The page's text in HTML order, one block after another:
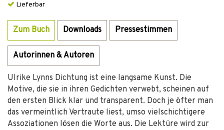
Lieferbar
Zum Buch Downloads Pressestimmen
Autorinnen & Autoren
Ulrike Lynns Dichtung ist eine langsame Kunst. Die
Motive, die sie in ihren Gedichten verwebt, scheinen auf
den ersten Blick klar und transparent. Doch je öfter man
das vermeintlich Vertraute liest, umso vielschichtigere
Assoziationen lösen die Worte aus. Die Lektüre wird zur